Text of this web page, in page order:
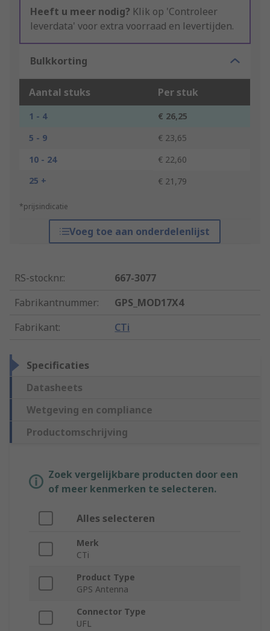
Heeft u meer nodig? Klik op 'Controleer
leverdata' voor extra voorraad en levertijden.
Bulkkorting
Aantal stuks Per stuk
1 - 4
€ 26,25
5 - 9
€ 23,65
10 - 24
€ 22,60
25 +
€ 21,79
*prijsindicatie
Voeg toe aan onderdelenlijst
RS-stocknr.:
667-3077
Fabrikantnummer:
GPS_MOD17X4
Fabrikant: CTi
Specificaties
Datasheets
Wetgeving en compliance
Productomschrijving
Zoek vergelijkbare producten door een
of meer kenmerken te selecteren.
Alles selecteren
Merk
CTi
Product Type
GPS Antenna
Connector Type
UFL